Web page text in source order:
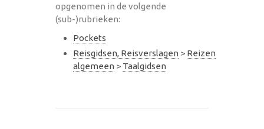
opgenomen in de volgende
(sub-)rubrieken:
Pockets
Reisgidsen, Reisverslagen > Reizen
algemeen > Taalgidsen